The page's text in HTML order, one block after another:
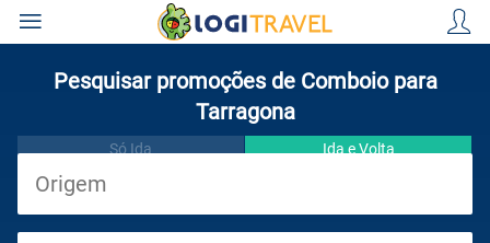
Viagens
Pesquisar promoções de Comboio para
Tarragona
Só Ida Ida e Volta